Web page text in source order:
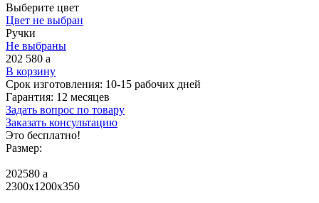
Выберите цвет
Цвет не выбран
Ручки
Не выбраны
202 580 a
В корзину
Срок изготовления: 10-15 рабочих дней
Гарантия: 12 месяцев
Задать вопрос по товару
Заказать консультацию
Это бесплатно!
Размер:
202580 a
2300x1200x350